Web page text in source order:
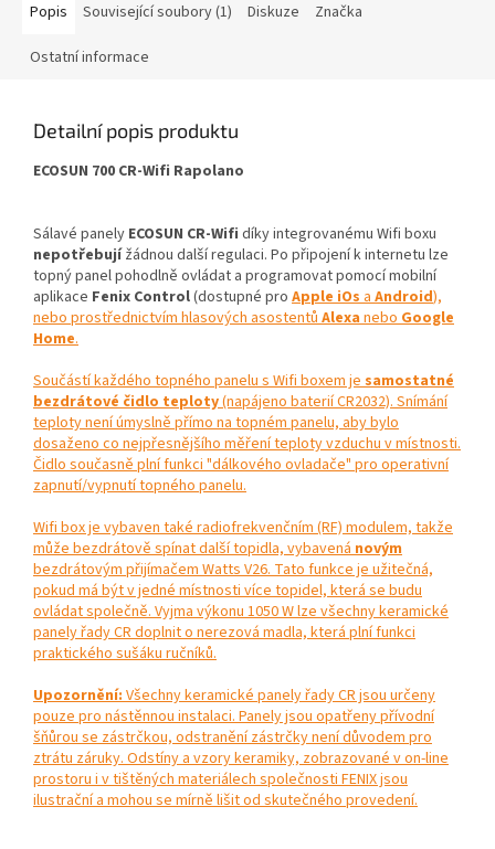
Popis Související soubory (1) Diskuze Značka
Ostatní informace
Detailní popis produktu
ECOSUN 700 CR-Wifi Rapolano
Sálavé panely ECOSUN CR-Wifi díky integrovanému Wifi boxu
nepotřebujížádnou další regulaci. Po připojení k internetu lze
topný panel pohodlně ovládat a programovat pomocí mobilní
aplikace Fenix Control(dostupné pro Apple iOsaAndroid),
nebo prostřednictvím hlasových asostentůAlexaneboGoogle
Home.
Součástí každého topného panelu s Wifi boxem jesamostatné
bezdrátové čidlo teploty(napájeno baterií CR2032). Snímání
teploty není úmyslně přímo na topném panelu, aby bylo
dosaženo co nejpřesnějšího měření teploty vzduchu v místnosti.
Čidlo současně plní funkci "dálkového ovladače" pro operativní
zapnutí/vypnutí topného panelu.
Wifi box je vybaven také radiofrekvenčním (RF) modulem, takže
může bezdrátově spínat další topidla, vybavenánovým
bezdrátovým přijímačem Watts V26. Tato funkce je užitečná,
pokud má být v jedné místnosti více topidel, která se budu
ovládat společně. Vyjma výkonu 1050 W lze všechny keramické
panely řady CR doplnit o nerezová madla, která plní funkci
praktického sušáku ručníků.
Upozornění:Všechny keramické panely řady CR jsou určeny
pouze pro nástěnnou instalaci. Panely jsou opatřeny přívodní
šňůrou se zástrčkou, odstranění zástrčky není důvodem pro
ztrátu záruky. Odstíny a vzory keramiky, zobrazované v on-line
prostoru i v tištěných materiálech společnosti FENIX jsou
ilustrační a mohou se mírně lišit od skutečného provedení.